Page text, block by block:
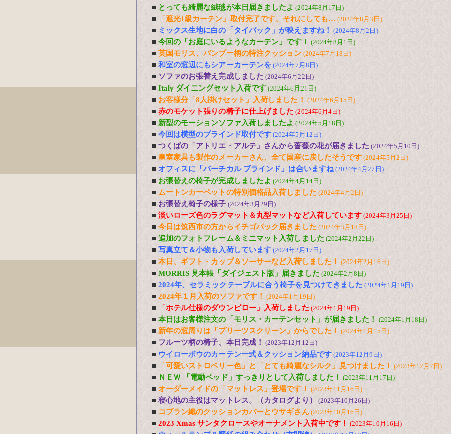
■ とっても綺麗な絨毯が本日届きましたよ (2024年8月17日)
■ 「遮光1級カーテン」取付完了です、それにしても… (2024年8月3日)
■ ミックス生地に白の「タイバック」が映えますね！ (2024年8月2日)
■ 今回の「お庭にいるようなカーテン」です！ (2024年8月1日)
■ 英国モリス、バンブー柄の特注クッション (2024年7月18日)
■ 和室の窓辺にもシアーカーテンを (2024年7月8日)
■ ソファのお張替え完成しました (2024年6月22日)
■ Italy ダイニングセット入荷です (2024年6月21日)
■ お客様分「8人掛けセット」入荷しました！ (2024年6月15日)
■ 赤のモケット張りの椅子に仕上げました (2024年6月4日)
■ 新型のモーションソファ入荷しましたよ (2024年5月18日)
■ 今回は横型のブラインド取付です (2024年5月12日)
■ つくばの「アトリエ・アルテ」さんから薔薇の花が届きました (2024年5月10日)
■ 皇室家具も製作のメーカーさん、全て国産に戻したそうです (2024年5月2日)
■ オフィスに「バーチカル ブラインド」は合いますね(2024年4月27日)
■ お張替えの椅子が完成しましたよ (2024年4月14日)
■ ムートンカーペットの特別価格品入荷しました (2024年4月2日)
■ お張替え椅子の様子 (2024年3月29日)
■ 淡いローズ色のラグマット＆丸型マットなど入荷しています (2024年3月25日)
■ 今日は筑西市の方からイチゴパック届きました (2024年3月18日)
■ 追加のフォトフレーム＆ミニマット入荷しました (2024年2月22日)
■ 写真立て＆小物も入荷しています (2024年2月17日)
■ 本日、ギフト・カップ＆ソーサーなど入荷しました！ (2024年2月16日)
■ MORRIS 見本帳「ダイジェスト版」届きました (2024年2月8日)
■ 2024年、セラミックテーブルに合う椅子を見つけてきました (2024年1月19日)
■ 2024年１月入荷のソファです！ (2024年1月19日)
■ 「ホテル仕様のダウンピロー」入荷しました (2024年1月19日)
■ 本日はお客様注文の「モリス・カーテンセット」が届きました！ (2024年1月18日)
■ 新年の窓周りは「プリーツスクリーン」からでした！ (2024年1月15日)
■ フルーツ柄の椅子、本日完成！ (2023年12月12日)
■ ウイローボウのカーテン一式＆クッション納品です (2023年12月9日)
■ 「可愛いストロベリー色」と「とても綺麗なシルク」見つけました！ (2023年12月7日)
■ ＮＥＷ 「電動ベッド」すっきりとして入荷しました！ (2023年11月17日)
■ オーダーメイドの「マットレス」登場です！ (2023年11月16日)
■ 寝心地の主役はマットレス。（カタログより） (2023年10月26日)
■ コブラン織のクッションカバーとウサギさん (2023年10月16日)
■ 2023 Xmas サンタクロースやオーナメント入荷中です！ (2023年10月16日)